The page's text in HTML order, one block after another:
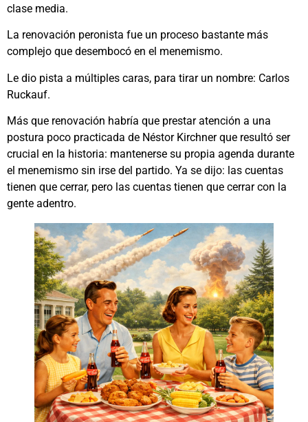
clase media.
La renovación peronista fue un proceso bastante más
complejo que desembocó en el menemismo.
Le dio pista a múltiples caras, para tirar un nombre: Carlos
Ruckauf.
Más que renovación habría que prestar atención a una
postura poco practicada de Néstor Kirchner que resultó ser
crucial en la historia: mantenerse su propia agenda durante
el menemismo sin irse del partido. Ya se dijo: las cuentas
tienen que cerrar, pero las cuentas tienen que cerrar con la
gente adentro.